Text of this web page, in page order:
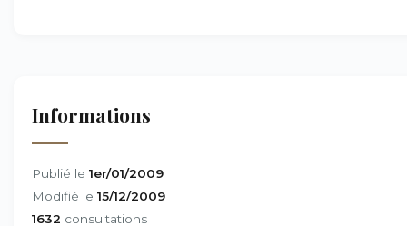
Informations
Publié le 1er/01/2009
Modifié le 15/12/2009
1632 consultations